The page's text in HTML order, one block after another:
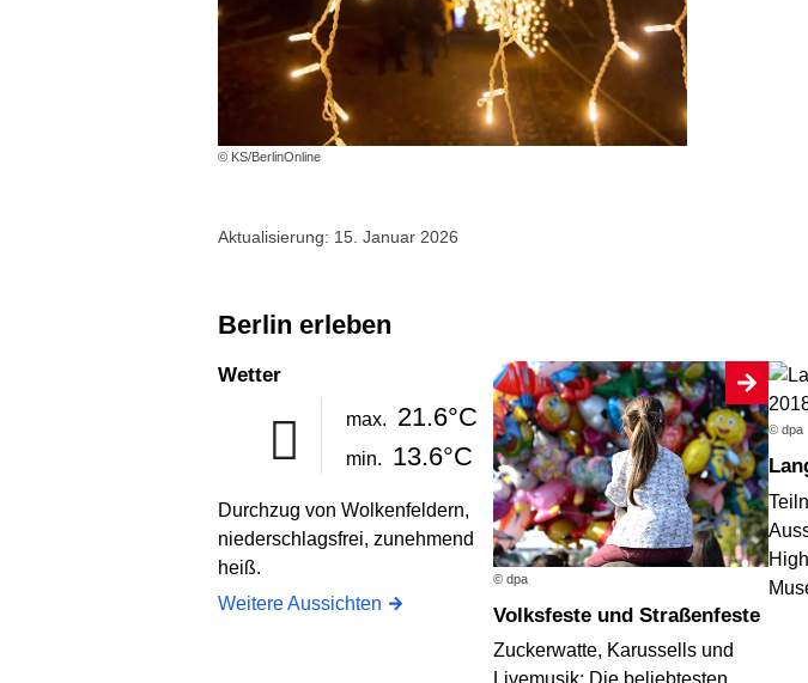
© KS/BerlinOnline
Aktualisierung: 15. Januar 2026
Berlin erleben
Wetter
max. 21.6°C
min. 13.6°C
Durchzug von Wolkenfeldern,
niederschlagsfrei, zunehmend
heiß.
Weitere Aussichten
© dpa
Volksfeste und Straßenfeste
Zuckerwatte, Karussells und
© dpa